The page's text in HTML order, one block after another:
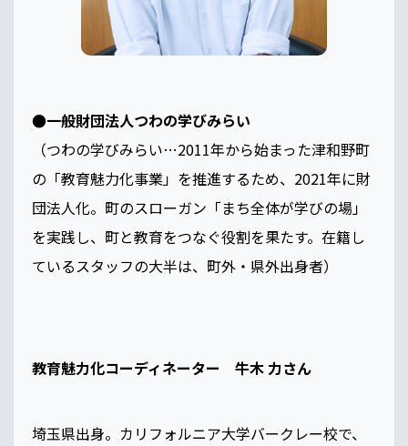
●一般財団法人つわの学びみらい
（つわの学びみらい…2011年から始まった津和野町
の「教育魅力化事業」を推進するため、2021年に財
団法人化。町のスローガン「まち全体が学びの場」
を実践し、町と教育をつなぐ役割を果たす。在籍し
ているスタッフの大半は、町外・県外出身者）
教育魅力化コーディネーター 牛木 力さん
埼玉県出身。カリフォルニア大学バークレー校で、